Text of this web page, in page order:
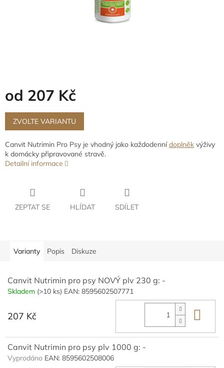
od 207 Kč
Měrná
cena:
ZVOLTE VARIANTU
Canvit Nutrimin Pro Psy je vhodný jako každodennídoplněk výživy
k domácky připravované stravě.
Detailní informace
ZEPTAT SE HLÍDAT SDÍLET
Varianty Popis Diskuze
Canvit Nutrimin pro psy NOVÝ plv 230 g: -
Skladem (>10 ks) EAN: 8595602507771
207 Kč
Canvit Nutrimin pro psy plv 1000 g: -
Vyprodáno EAN: 8595602508006